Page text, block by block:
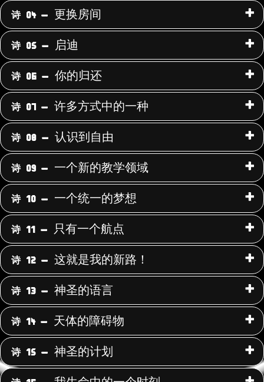
下
拉
菜
单，
按
类
别
过
滤
诗
词。
诗 04 - 更换房间
诗 05 - 启迪
诗 06 - 你的归还
诗 07 - 许多方式中的一种
诗 08 - 认识到自由
诗 09 - 一个新的教学领域
诗 10 - 一个统一的梦想
诗 11 - 只有一个航点
诗 12 - 这就是我的新路！
诗 13 - 神圣的语言
诗 14 - 天体的障碍物
诗 15 - 神圣的计划